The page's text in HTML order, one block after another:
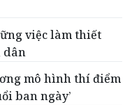
việc làm thiết
dân
mô hình thí điểm
ban ngày’